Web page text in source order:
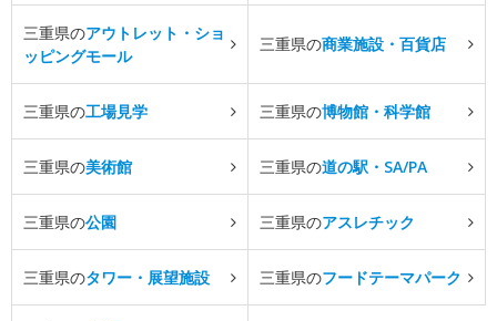
三重県のアウトレット・ショ
ッピングモール
三重県の商業施設・百貨店
三重県の工場見学 三重県の博物館・科学館
三重県の美術館 三重県の道の駅・SA/PA
三重県の公園 三重県のアスレチック
三重県のタワー・展望施設 三重県のフードテーマパーク